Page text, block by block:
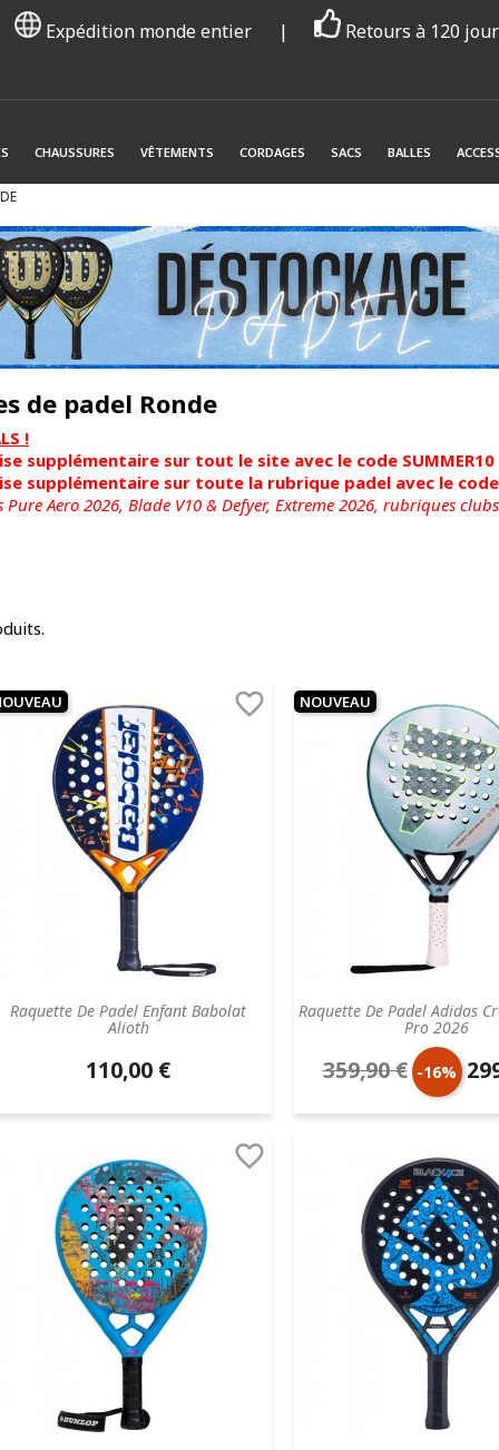
Expédition monde entier | Retours à 120
CHAUSSURES VÊTEMENTS CORDAGES SACS BALLES
de padel Ronde
!
supplémentaire sur tout le site avec le code SUMMER10
supplémentaire sur toute la rubrique padel avec le code
Aero 2026, Blade V10 & Defyer, Extreme 2026, rubriques
Raquette De Padel Enfant Babolat
Alioth

Prix
unitaire
110,00 €
Raquette De Padel Adidas
Pro 2026
Prix
de
359,90 € -16% Prix
NOUVEAU
